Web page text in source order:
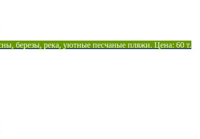
березы, река, уютные песчаные пляжи. Цена: 60 т.